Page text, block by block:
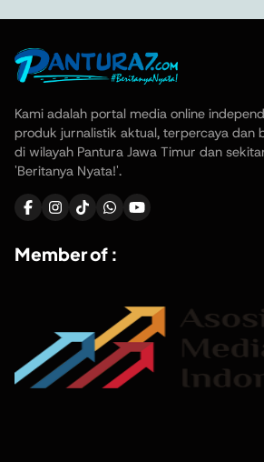
Kami adalah portal media online
produk jurnalistik aktual, terpercaya dan
di wilayah Pantura Jawa Timur dan
'Beritanya Nyata!'.
Member of :